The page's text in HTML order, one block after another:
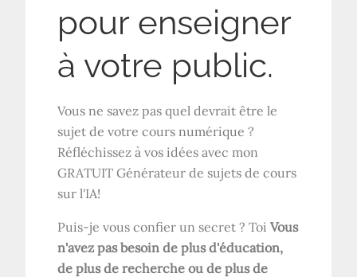
pour enseigner
à votre public.
Vous ne savez pas quel devrait être le
sujet de votre cours numérique ?
Réfléchissez à vos idées avec mon
GRATUITGénérateur de sujets de cours
sur l'IA!
Puis-je vous confier un secret ? ToiVous
n'avez pas besoin de plus d'éducation,
de plus de recherche ou de plus de